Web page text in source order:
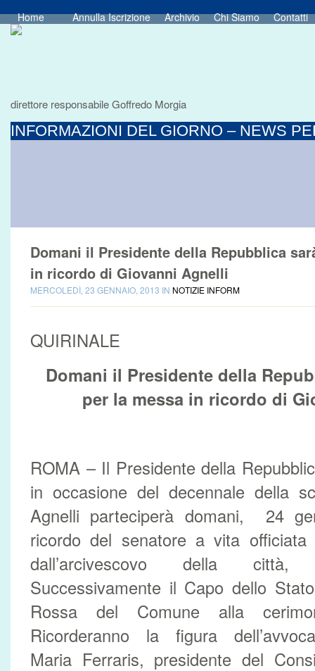
Home Annulla Iscrizione Archivio Chi Siamo Contatti
direttore responsabile Goffredo Morgia
INFORMAZIONI DEL GIORNO – NEWS
Domani il Presidente della Repubblica
in ricordo di Giovanni Agnelli
MERCOLEDÌ, 23 GENNAIO, 2013 IN NOTIZIE INFORM
QUIRINALE
Domani il Presidente della
per la messa in ricordo di
ROMA – Il Presidente della
in occasione del decennale della
Agnelli parteciperà domani, 24
ricordo del senatore a vita
dall’arcivescovo della città,
Successivamente il Capo dello
Rossa del Comune alla
Ricorderanno la figura
Maria Ferraris, presidente del